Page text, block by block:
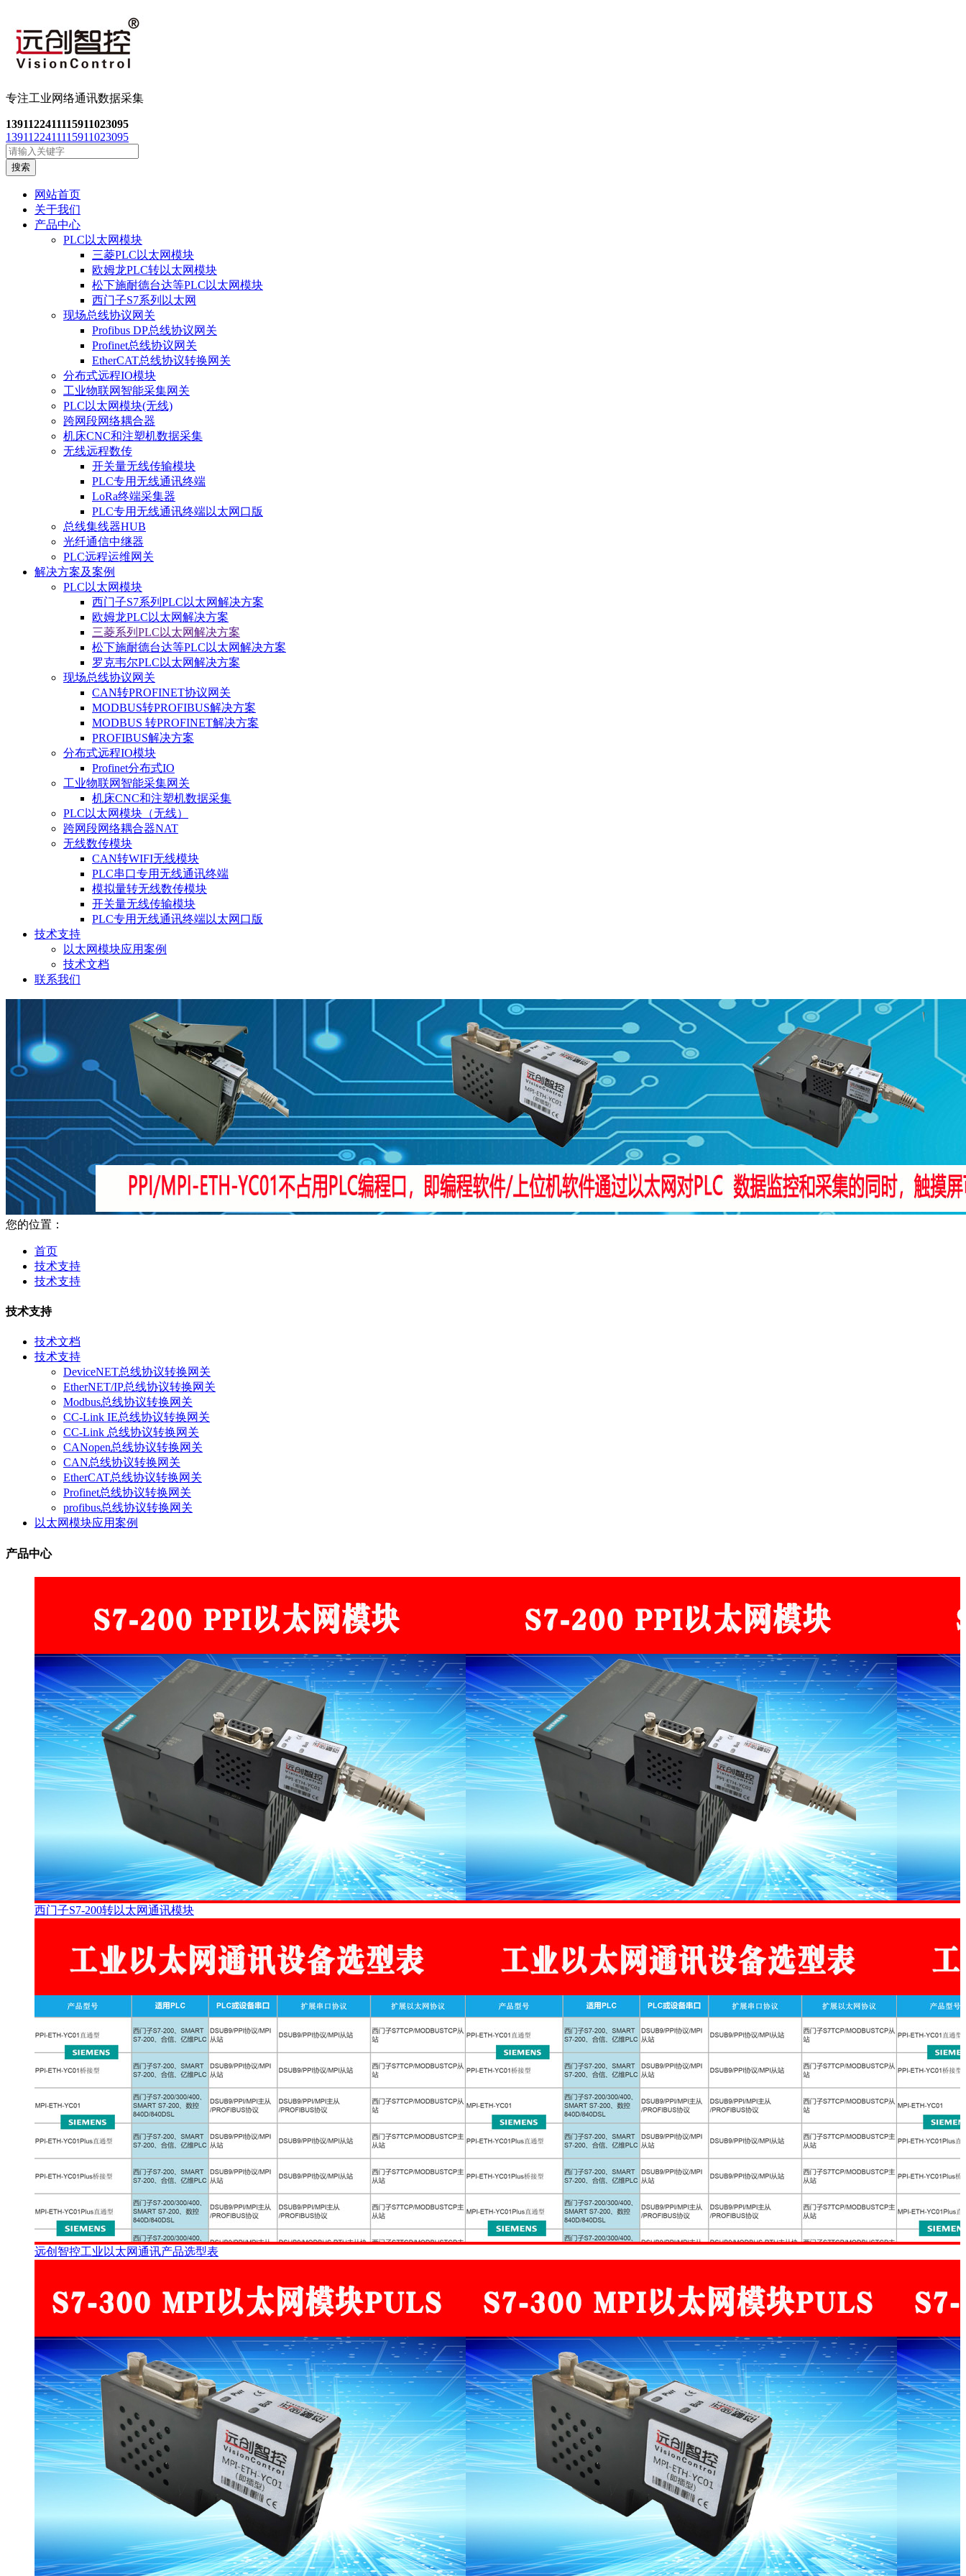
专注工业网络通讯数据采集
1391122411115911023095
1391122411115911023095
搜索
网站首页
关于我们
产品中心
PLC以太网模块
三菱PLC以太网模块
欧姆龙PLC转以太网模块
松下施耐德台达等PLC以太网模块
西门子S7系列以太网
现场总线协议网关
Profibus DP总线协议网关
Profinet总线协议网关
EtherCAT总线协议转换网关
分布式远程IO模块
工业物联网智能采集网关
PLC以太网模块(无线)
跨网段网络耦合器
机床CNC和注塑机数据采集
无线远程数传
开关量无线传输模块
PLC专用无线通讯终端
LoRa终端采集器
PLC专用无线通讯终端以太网口版
总线集线器HUB
光纤通信中继器
PLC远程运维网关
解决方案及案例
PLC以太网模块
西门子S7系列PLC以太网解决方案
欧姆龙PLC以太网解决方案
三菱系列PLC以太网解决方案
松下施耐德台达等PLC以太网解决方案
罗克韦尔PLC以太网解决方案
现场总线协议网关
CAN转PROFINET协议网关
MODBUS转PROFIBUS解决方案
MODBUS 转PROFINET解决方案
PROFIBUS解决方案
分布式远程IO模块
Profinet分布式IO
工业物联网智能采集网关
机床CNC和注塑机数据采集
PLC以太网模块（无线）
跨网段网络耦合器NAT
无线数传模块
CAN转WIFI无线模块
PLC串口专用无线通讯终端
模拟量转无线数传模块
开关量无线传输模块
PLC专用无线通讯终端以太网口版
技术支持
以太网模块应用案例
技术文档
联系我们
您的位置：
首页
技术支持
技术支持
技术支持
技术文档
技术支持
DeviceNET总线协议转换网关
EtherNET/IP总线协议转换网关
Modbus总线协议转换网关
CC-Link IE总线协议转换网关
CC-Link 总线协议转换网关
CANopen总线协议转换网关
CAN总线协议转换网关
EtherCAT总线协议转换网关
Profinet总线协议转换网关
profibus总线协议转换网关
以太网模块应用案例
产品中心
西门子S7-200转以太网通讯模块
远创智控工业以太网通讯产品选型表